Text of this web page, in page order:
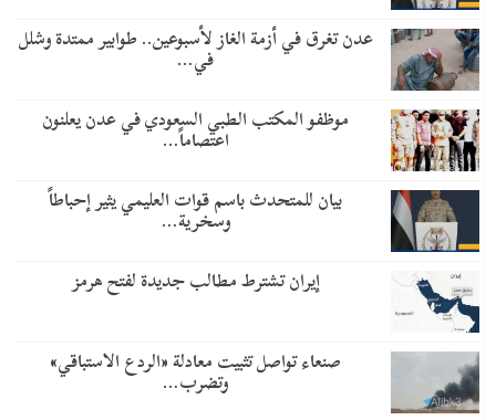
عدن تغرق في أزمة الغاز لأسبوعين.. طوابير ممتدة وشلل
في…
موظفو المكتب الطبي السعودي في عدن يعلنون
اعتصاماً…
بيان للمتحدث باسم قوات العليمي يثير إحباطاً
وسخرية…
إيران تشترط مطالب جديدة لفتح هرمز
صنعاء تواصل تثبيت معادلة «الردع الاستباقي»
وتضرب…